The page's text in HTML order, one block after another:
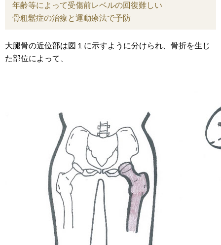
年齢等によって受傷前レベルの回復難しい
骨粗鬆症の治療と運動療法で予防
大腿骨の近位部は図１に示すように分けられ、骨折を生じ
た部位によって、